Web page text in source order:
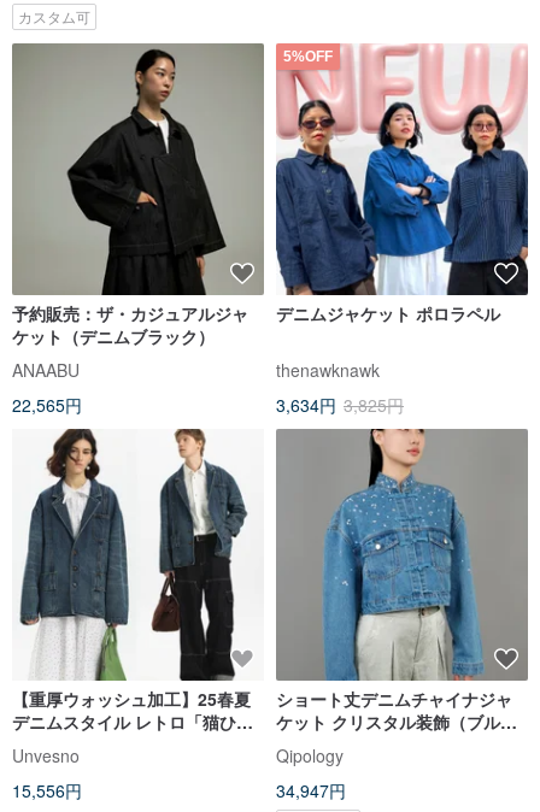
カスタム可
予約販売：ザ・カジュアルジャ
ケット（デニムブラック）
ANAABU
22,565円
5%OFF
デニムジャケット ポロラペル
thenawknawk
3,634円 3,825円
【重厚ウォッシュ加工】25春夏
デニムスタイル レトロ「猫ひ
げ」デニムジャケット
Unvesno(UN)
Unvesno
15,556円
ショート丈デニムチャイナジャ
ケット クリスタル装飾（ブル
ー）| 香港デザイン
Qipology
34,947円